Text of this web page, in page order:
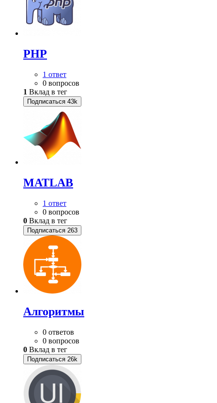
PHP
1 ответ
0 вопросов
1 Вклад в тег
Подписаться 43k
MATLAB
1 ответ
0 вопросов
0 Вклад в тег
Подписаться 263
Алгоритмы
0 ответов
0 вопросов
0 Вклад в тег
Подписаться 26k